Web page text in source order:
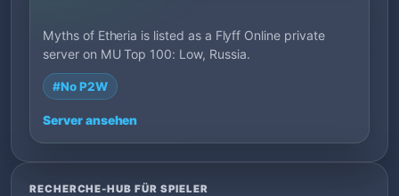
Myths of Etheria is listed as a Flyff Online private
server on MU Top 100: Low, Russia.
#No P2W
Server ansehen
RECHERCHE-HUB FÜR SPIELER